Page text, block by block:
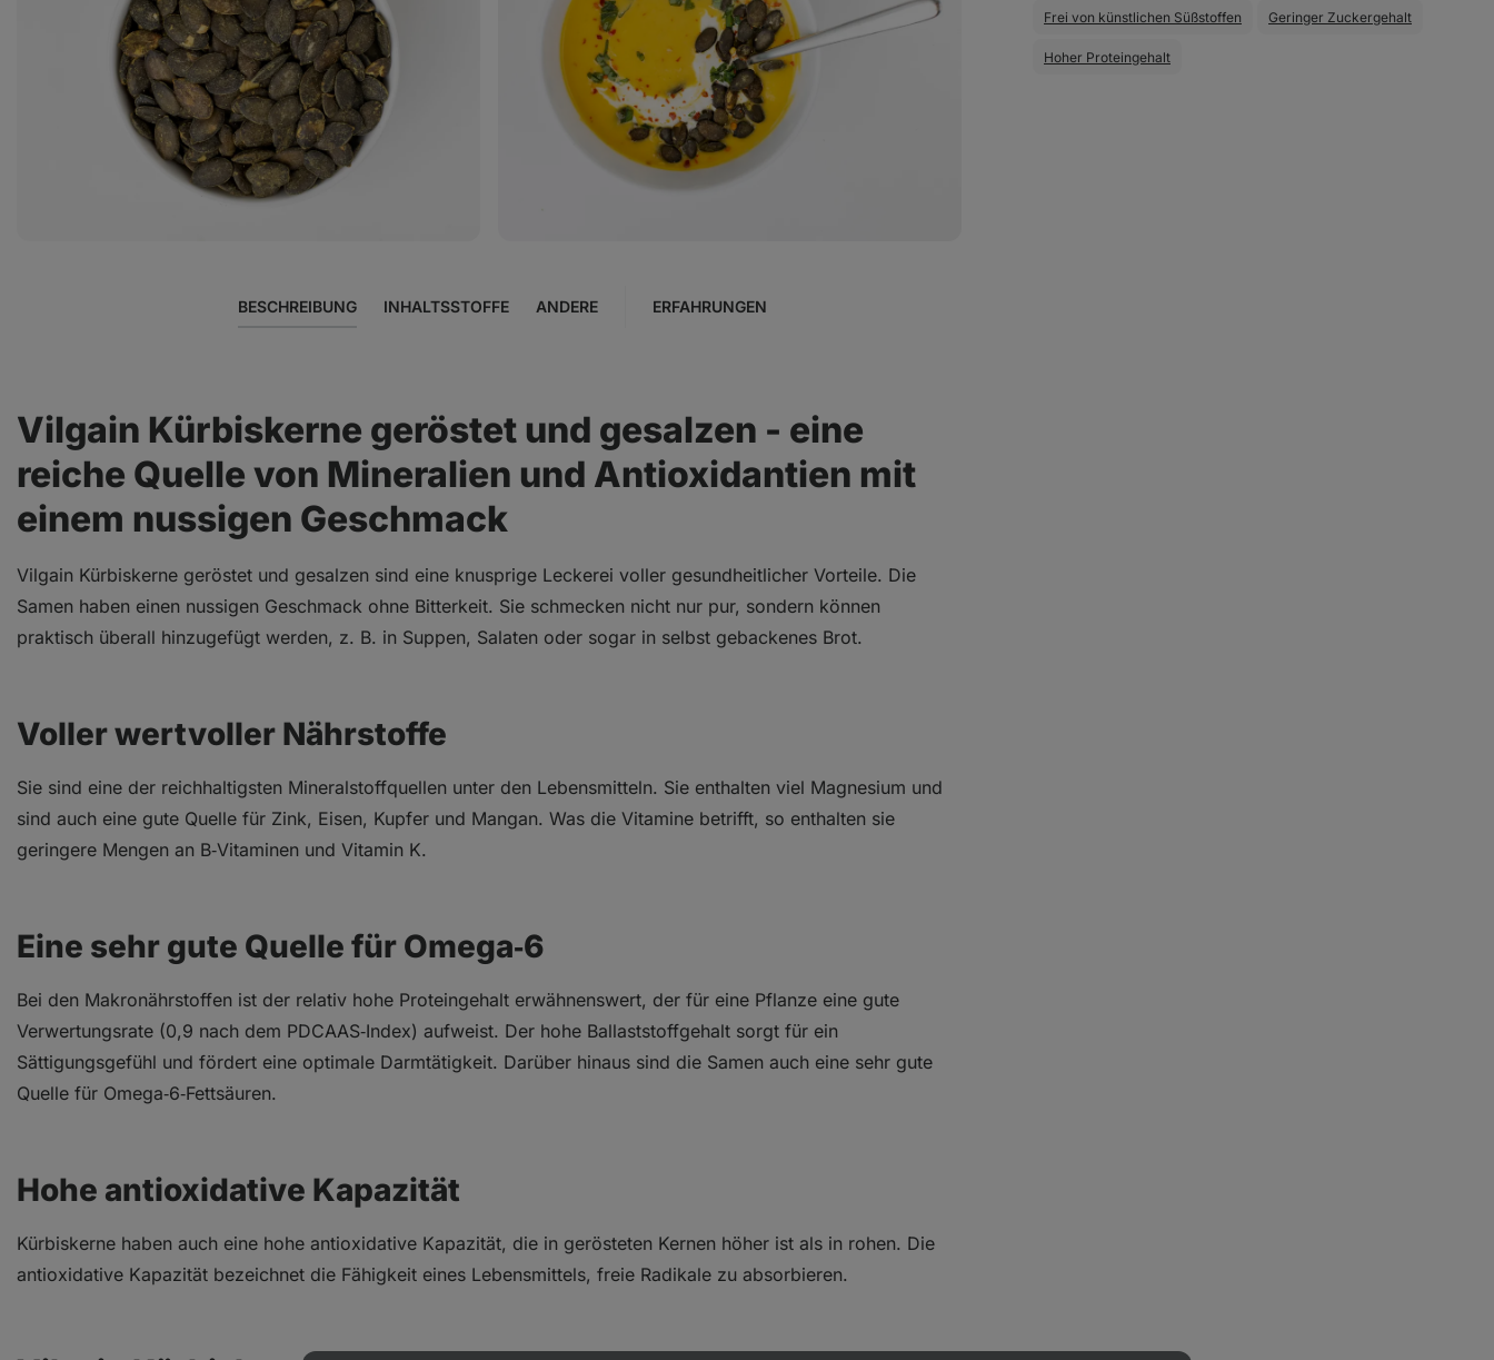
Frei von künstlichen Süßstoffen Geringer Zuckergehalt
Hoher Proteingehalt
BESCHREIBUNG INHALTSSTOFFE ANDERE ERFAHRUNGEN
Vilgain Kürbiskerne geröstet und gesalzen - eine
reiche Quelle von Mineralien und Antioxidantien mit
einem nussigen Geschmack
Vilgain Kürbiskerne geröstet und gesalzen sind eine knusprige Leckerei voller gesundheitlicher Vorteile. Die
Samen haben einen nussigen Geschmack ohne Bitterkeit. Sie schmecken nicht nur pur, sondern können
praktisch überall hinzugefügt werden, z. B. in Suppen, Salaten oder sogar in selbst gebackenes Brot.
Voller wertvoller Nährstoffe
Sie sind eine der reichhaltigsten Mineralstoffquellen unter den Lebensmitteln. Sie enthalten viel Magnesium und
sind auch eine gute Quelle für Zink, Eisen, Kupfer und Mangan. Was die Vitamine betrifft, so enthalten sie
geringere Mengen an B‑Vitaminen und Vitamin K.
Eine sehr gute Quelle für Omega‑6
Bei den Makronährstoffen ist der relativ hohe Proteingehalt erwähnenswert, der für eine Pflanze eine gute
Verwertungsrate (0,9 nach dem PDCAAS‑Index) aufweist. Der hohe Ballaststoffgehalt sorgt für ein
Sättigungsgefühl und fördert eine optimale Darmtätigkeit. Darüber hinaus sind die Samen auch eine sehr gute
Quelle für Omega‑6‑Fettsäuren.
Hohe antioxidative Kapazität
Kürbiskerne haben auch eine hohe antioxidative Kapazität, die in gerösteten Kernen höher ist als in rohen. Die
antioxidative Kapazität bezeichnet die Fähigkeit eines Lebensmittels, freie Radikale zu absorbieren.